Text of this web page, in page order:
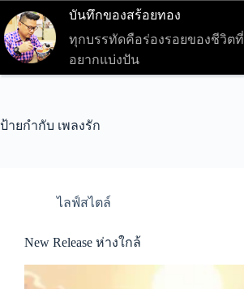
to
content
บันทึกของสร้อยทอง
ทุกบรรทัดคือร่องรอยของชีวิตที่
อยากแบ่งปัน
ป้ายกำกับ เพลงรัก
ไลฟ์สไตล์
New Release ห่างใกล้